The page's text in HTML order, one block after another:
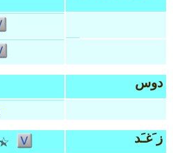
دوس
ز َغـَد